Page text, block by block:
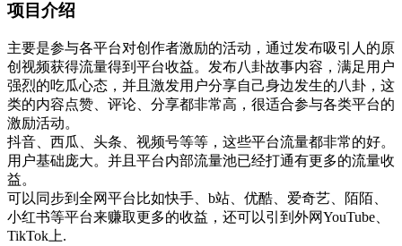
项目介绍
主要是参与各平台对创作者激励的活动，通过发布吸引人的原
创视频获得流量得到平台收益。发布八卦故事内容，满足用户
强烈的吃瓜心态，并且激发用户分享自己身边发生的八卦，这
类的内容点赞、评论、分享都非常高，很适合参与各类平台的
激励活动。
抖音、西瓜、头条、视频号等等，这些平台流量都非常的好。
用户基础庞大。并且平台内部流量池已经打通有更多的流量收
益。
可以同步到全网平台比如快手、b站、优酷、爱奇艺、陌陌、
小红书等平台来赚取更多的收益，还可以引到外网YouTube、
TikTok上.